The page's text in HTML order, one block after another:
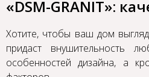
«DSM-GRANIT»:
Хотите, чтобы ваш дом
придаст внушительность
особенностей дизайна, а